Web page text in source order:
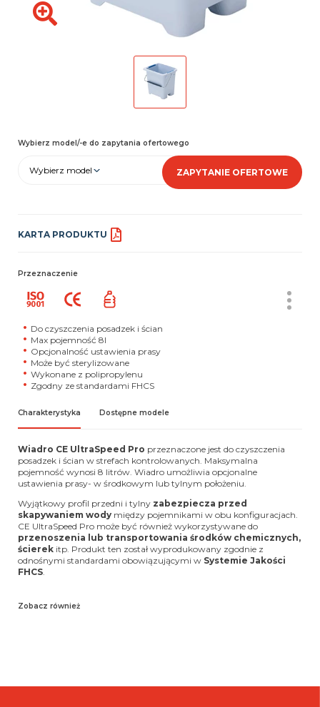
Wybierz model/-e do zapytania ofertowego
Wybierz model ZAPYTANIE OFERTOWE
KARTA PRODUKTU
Przeznaczenie
Do czyszczenia posadzek i ścian
Max pojemność 8l
Opcjonalność ustawienia prasy
Może być sterylizowane
Wykonane z polipropylenu
Zgodny ze standardami FHCS
Charakterystyka Dostępne modele
Wiadro CE UltraSpeed Pro przeznaczone jest do czyszczenia
posadzek i ścian w strefach kontrolowanych. Maksymalna
pojemność wynosi 8 litrów. Wiadro umożliwia opcjonalne
ustawienia prasy- w środkowym lub tylnym położeniu.
Wyjątkowy profil przedni i tylny zabezpiecza przed
skapywaniem wody między pojemnikami w obu konfiguracjach.
CE UltraSpeed Pro może być również wykorzystywane do
przenoszenia lub transportowania środków chemicznych,
ścierek itp. Produkt ten został wyprodukowany zgodnie z
odnośnymi standardami obowiązującymi w Systemie Jakości
FHCS.
Zobacz również